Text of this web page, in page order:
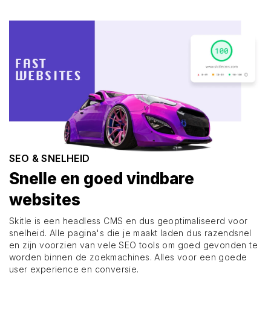
SEO & SNELHEID
Snelle en goed vindbare
websites
Skitle is een headless CMS en dus geoptimaliseerd voor
snelheid. Alle pagina's die je maakt laden dus razendsnel
en zijn voorzien van vele SEO tools om goed gevonden te
worden binnen de zoekmachines. Alles voor een goede
user experience en conversie.